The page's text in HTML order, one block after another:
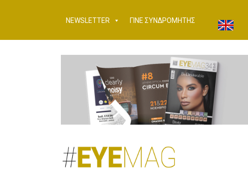
NEWSLETTER ΓΙΝΕ ΣΥΝΔΡΟΜΗΤΗΣ